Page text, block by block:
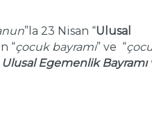
”la 23 Nisan “Ulusal
“çocuk bayramı” ve “
Egemenlik Bayramı